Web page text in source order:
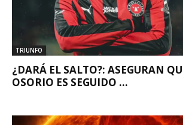
TRIUNFO
¿DARÁ EL SALTO?: ASEGURAN
OSORIO ES SEGUIDO ...